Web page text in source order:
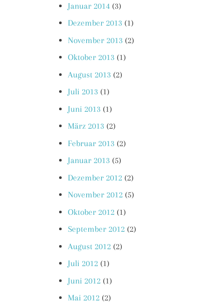
Januar 2014 (3)
Dezember 2013 (1)
November 2013 (2)
Oktober 2013 (1)
August 2013 (2)
Juli 2013 (1)
Juni 2013 (1)
März 2013 (2)
Februar 2013 (2)
Januar 2013 (5)
Dezember 2012 (2)
November 2012 (5)
Oktober 2012 (1)
September 2012 (2)
August 2012 (2)
Juli 2012 (1)
Juni 2012 (1)
Mai 2012 (2)